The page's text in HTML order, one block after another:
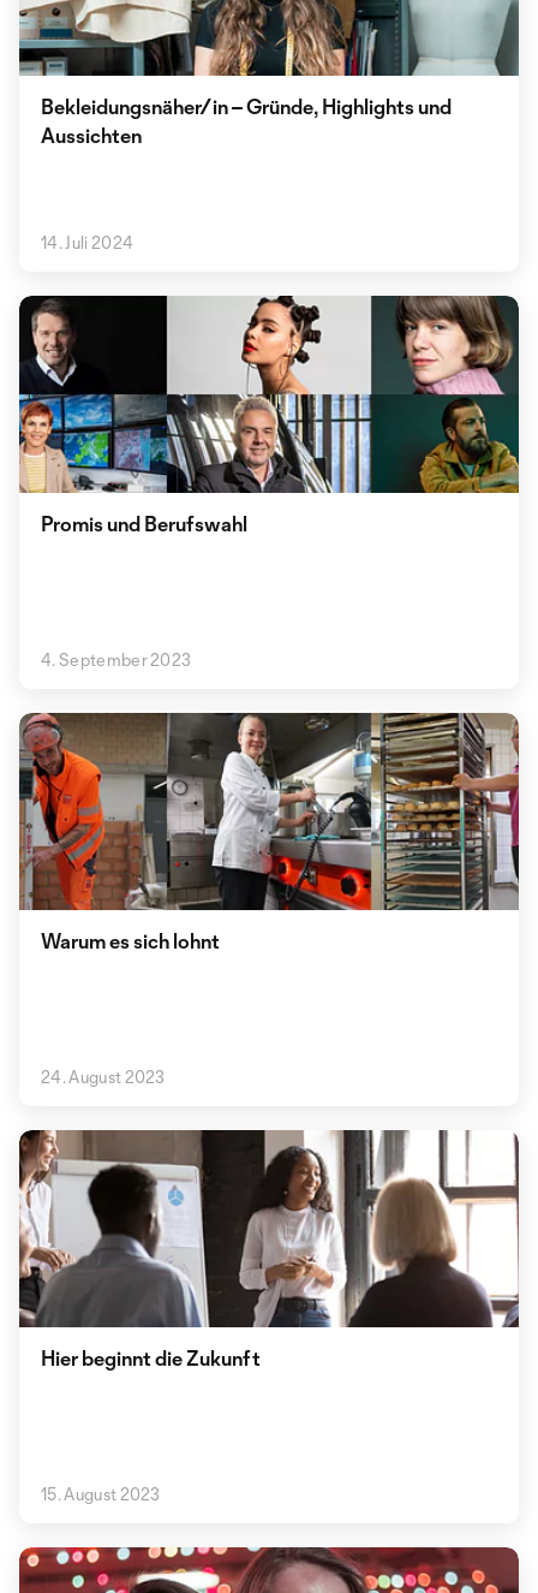
Bekleidungsnäher/in – Gründe, Highlights und
Aussichten
14. Juli 2024
Promis und Berufswahl
4. September 2023
Warum es sich lohnt
24. August 2023
Hier beginnt die Zukunft
15. August 2023